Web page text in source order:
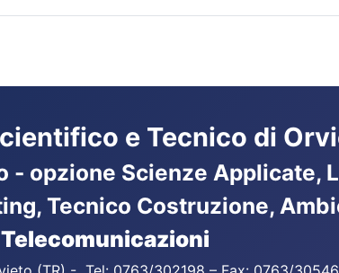
e Tecnico di
- opzione Scienze Applicate,
Tecnico Costruzione,